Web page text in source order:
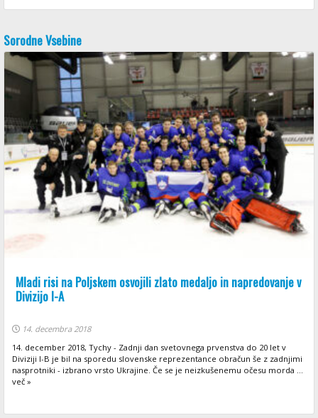
Sorodne Vsebine
Mladi risi na Poljskem osvojili zlato medaljo in napredovanje v
Divizijo I-A
14. decembra 2018
14. december 2018, Tychy - Zadnji dan svetovnega prvenstva do 20 let v
Diviziji I-B je bil na sporedu slovenske reprezentance obračun še z zadnjimi
nasprotniki - izbrano vrsto Ukrajine. Če se je neizkušenemu očesu morda ...
več »